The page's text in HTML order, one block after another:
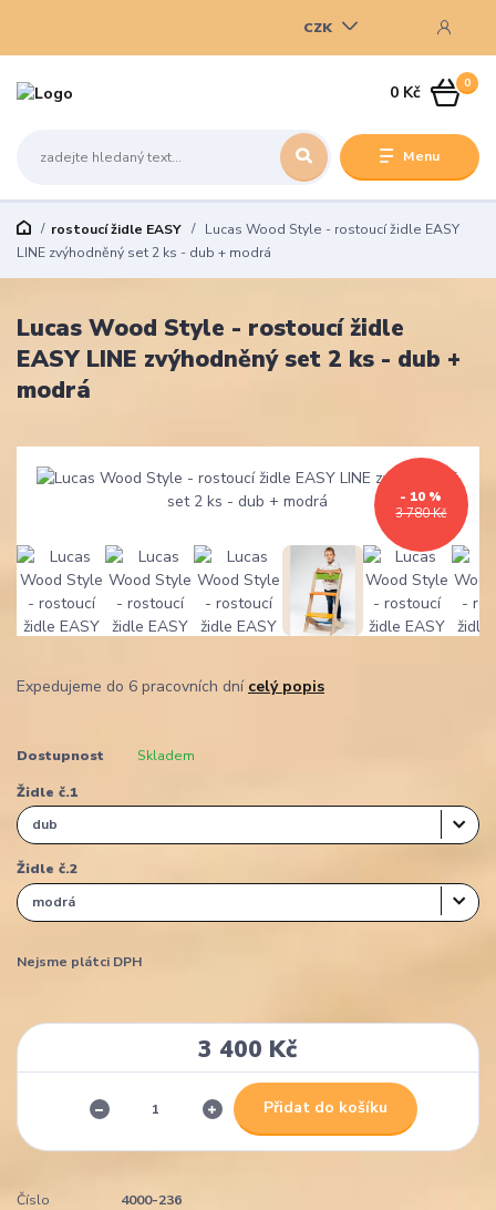
Menu
CZK
0
0 Kč
rostoucí židle EASY
Lucas Wood Style - rostoucí židle EASY
LINE zvýhodněný set 2 ks - dub + modrá
Lucas Wood Style - rostoucí židle
EASY LINE zvýhodněný set 2 ks - dub +
modrá
3 780 Kč
- 10 %
Expedujeme do 6 pracovních dní celý popis
Dostupnost Skladem
Židle č.1
Židle č.2
Nejsme plátci DPH
3 400 Kč
Přidat do košíku
Číslo
4000-236